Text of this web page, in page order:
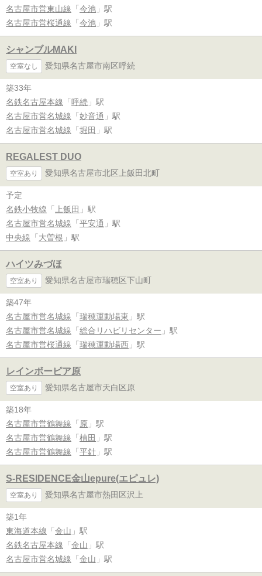
名古屋市営東山線 「 今池 」駅
名古屋市営桜通線 「 今池 」駅
シャンブルMAKI
空室なし 愛知県名古屋市南区呼続
築33年
名鉄名古屋本線 「 呼続 」駅
名古屋市営名城線 「 妙音通 」駅
名古屋市営名城線 「 堀田 」駅
REGALEST DUO
空室あり 愛知県名古屋市北区上飯田北町
予定
名鉄小牧線 「 上飯田 」駅
名古屋市営名城線 「 平安通 」駅
中央線 「 大曽根 」駅
ハイツみづほ
空室あり 愛知県名古屋市瑞穂区下山町
築47年
名古屋市営名城線 「 瑞穂運動場東 」駅
名古屋市営名城線 「 総合リハビリセンター 」駅
名古屋市営桜通線 「 瑞穂運動場西 」駅
レインボーピア原
空室あり 愛知県名古屋市天白区原
築18年
名古屋市営鶴舞線 「 原 」駅
名古屋市営鶴舞線 「 植田 」駅
名古屋市営鶴舞線 「 平針 」駅
S-RESIDENCE金山epure(エピュレ)
空室あり 愛知県名古屋市熱田区沢上
築1年
東海道本線 「 金山 」駅
名鉄名古屋本線 「 金山 」駅
名古屋市営名城線 「 金山 」駅